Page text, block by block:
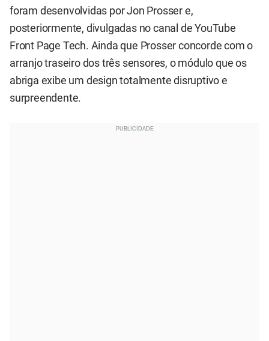
foram desenvolvidas por Jon Prosser e,
posteriormente, divulgadas no canal de YouTube
Front Page Tech. Ainda que Prosser concorde com o
arranjo traseiro dos três sensores, o módulo que os
abriga exibe um design totalmente disruptivo e
surpreendente.